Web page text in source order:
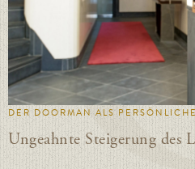
DER DOORMAN ALS
Ungeahnte Steigerung des